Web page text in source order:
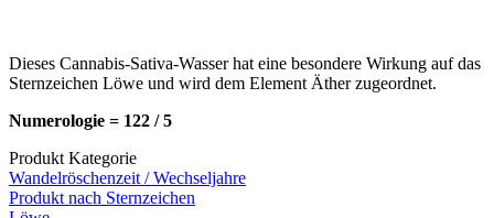
Dieses Cannabis-Sativa-Wasser hat eine besondere Wirkung auf das
Sternzeichen Löwe und wird dem Element Äther zugeordnet.
Numerologie = 122 / 5
Produkt Kategorie
Wandelröschenzeit / Wechseljahre
Produkt nach Sternzeichen